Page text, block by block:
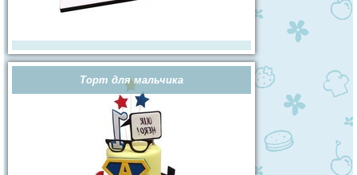
Торт для мальчика